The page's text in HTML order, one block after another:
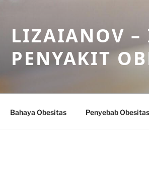
LIZAIANOV –
PENYAKIT
Bahaya Obesitas Penyebab Obesitas